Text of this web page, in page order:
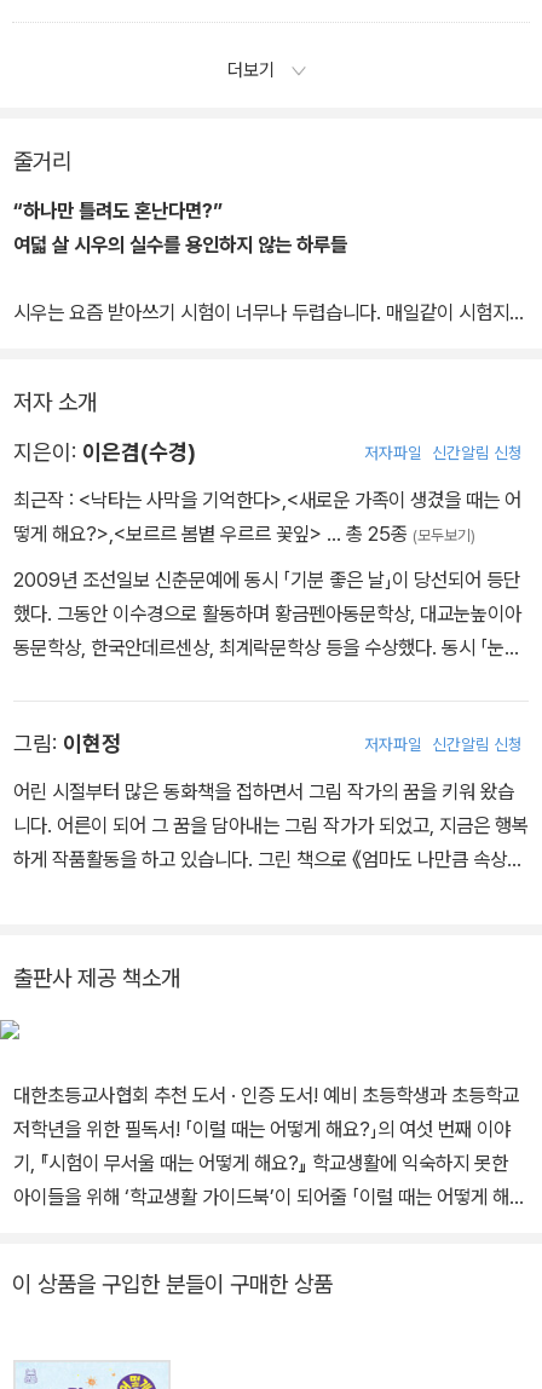
내가 해냈다는 생각에 가슴이 벅차올랐다.
더보기
줄거리
“하나만 틀려도 혼난다면?”
여덟 살 시우의 실수를 용인하지 않는 하루들
시우는 요즘 받아쓰기 시험이 너무나 두렵습니다. 매일같이 시험지를
고, 시험지를 내밀어야 하는 순간에는 그 자리에서 사라지고만 싶어
져요. 엄마는 늘 백 점만을 기대하고, 시우가 시험을 잘 보지 못하면
학교에서 시우는 친구들이 편안하게 시험을 받아들이는 모습을 보고
부러워해요. 친구들에게는 시험이 그저 하나의 활동일 뿐인데, 왜 자
신에게는 이렇게 무서운 일이 되어버린 걸까요? 시우는 엄마에게 사
랑받고 싶지만, 시험에서 실수할 때마다 엄마가 점점 멀어지는 것 같
아 슬프기만 합니다.
잘못하고 있는지를 드러내는 순간일 뿐입니다. 그러나 이런 감정을
누구와도 나누지 못한 채 홀로 두려움과 싸워야만 하는 시우는 점점
더 지쳐가고, 시험이라는 단어만 들어도 마음속에 커다란 벽이 생겨
나는 것 같습니다. 과연 시우는 압박 속에서 벗어나 공부와도 엄마와
저자 소개
지은이: 이은겸(수경) 저자파일 신간알림 신청
최근작 : <낙타는 사막을 기억한다> <새로운 가족이 생겼을 때는 어
떻게 해요?> <보르르 봄볕 우르르 꽃잎> … 총 25종 (모두보기)
2009년 조선일보 신춘문예에 동시 「기분 좋은 날」이 당선되어 등단
했다. 그동안 이수경으로 활동하며 황금펜아동문학상, 대교눈높이아
동문학상, 한국안데르센상, 최계락문학상 등을 수상했다. 동시 「눈사
서 우수출판콘텐츠 작가로 수차례 선정되었으며, 지은 책으로는 동화
『진짜 집』, 『시험이 무서울 때는 어떻게 해요?』, 동시집 『보르르 봄볕
우르르 꽃잎』, 『우리 사이는』 등 20여 권이 있다.
그림: 이현정 저자파일 신간알림 신청
어린 시절부터 많은 동화책을 접하면서 그림 작가의 꿈을 키워 왔습
니다. 어른이 되어 그 꿈을 담아내는 그림 작가가 되었고, 지금은 행복
하게 작품활동을 하고 있습니다. 그린 책으로 《엄마도 나만큼 속상해
혐오가 왜 문제인지》 등이 있습니다.
출판사 제공 책소개
대한초등교사협회 추천 도서 · 인증 도서! 예비 초등학생과 초등학교
저학년을 위한 필독서! 「이럴 때는 어떻게 해요?」의 여섯 번째 이야
기, 『시험이 무서울 때는 어떻게 해요?』 학교생활에 익숙하지 못한
아이들을 위해 ‘학교생활 가이드북’이 되어줄 「이럴 때는 어떻게 해
아쓰기 시험을 보고 무거운 발걸음으로 학교를 나선다. 시우가 시험
늘만은 따뜻하게 안부를 물어봐 줄 엄마를 기대하지만, 엄마는 어김
이 상품을 구입한 분들이 구매한 상품